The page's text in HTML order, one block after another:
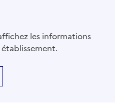
les informations